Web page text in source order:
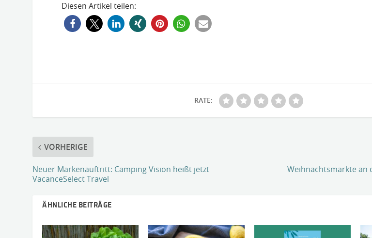
Diesen Artikel teilen:
RATE:
VORHERIGE
Neuer Markenauftritt: Camping Vision heißt jetzt
VacanceSelect Travel
Weihnachtsmärkte an
ÄHNLICHE BEITRÄGE